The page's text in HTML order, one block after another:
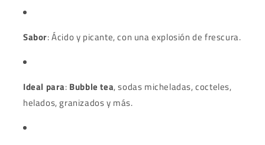
Sabor: Ácido y picante, con una explosión de frescura.
Ideal para: Bubble tea, sodas micheladas, cocteles,
helados, granizados y más.